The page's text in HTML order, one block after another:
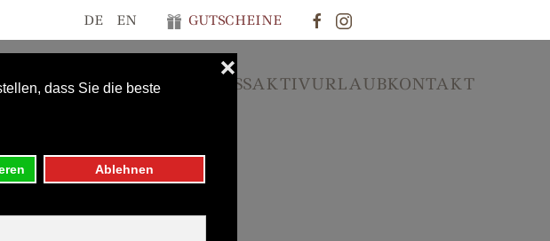
DE EN GUTSCHEINE
WELLNESS & FITNESSAKTIVURLAUBKONTAKT